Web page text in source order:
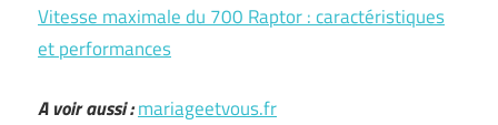
Vitesse maximale du 700 Raptor : caractéristiques
et performances
A voir aussi :mariageetvous.fr